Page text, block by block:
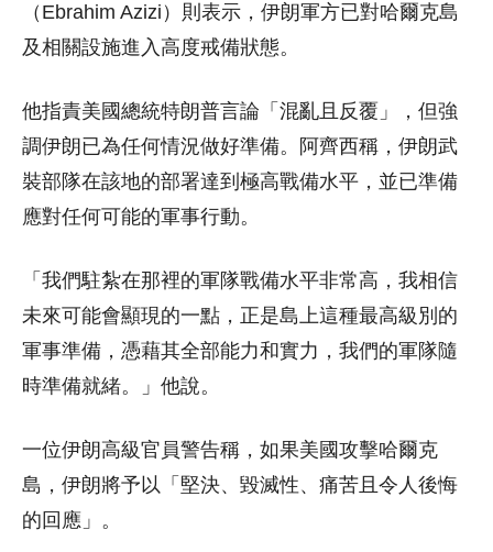
（Ebrahim Azizi）則表示，伊朗軍方已對哈爾克島
及相關設施進入高度戒備狀態。
他指責美國總統特朗普言論「混亂且反覆」，但強
調伊朗已為任何情況做好準備。阿齊西稱，伊朗武
裝部隊在該地的部署達到極高戰備水平，並已準備
應對任何可能的軍事行動。
「我們駐紮在那裡的軍隊戰備水平非常高，我相信
未來可能會顯現的一點，正是島上這種最高級別的
軍事準備，憑藉其全部能力和實力，我們的軍隊隨
時準備就緒。」他說。
一位伊朗高級官員警告稱，如果美國攻擊哈爾克
島，伊朗將予以「堅決、毀滅性、痛苦且令人後悔
的回應」。